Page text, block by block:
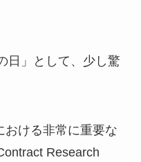
日」として、少し驚
おける非常に重要な
Research